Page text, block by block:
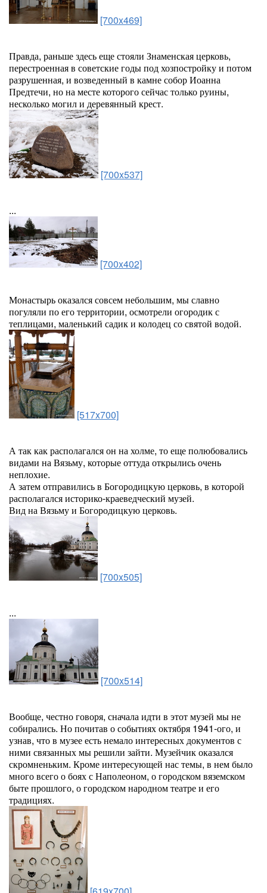
[700x469]
Правда, раньше здесь еще стояли Знаменская церковь,
перестроенная в советские годы под хозпостройку и потом
разрушенная, и возведенный в камне собор Иоанна
Предтечи, но на месте которого сейчас только руины,
несколько могил и деревянный крест.
[700x537]
...
[700x402]
Монастырь оказался совсем небольшим, мы славно
погуляли по его территории, осмотрели огородик с
теплицами, маленький садик и колодец со святой водой.
[517x700]
А так как располагался он на холме, то еще полюбовались
видами на Вязьму, которые оттуда открылись очень
неплохие.
А затем отправились в Богородицкую церковь, в которой
располагался историко-краеведческий музей.
Вид на Вязьму и Богородицкую церковь.
[700x505]
...
[700x514]
Вообще, честно говоря, сначала идти в этот музей мы не
собирались. Но почитав о событиях октября 1941-ого, и
узнав, что в музее есть немало интересных документов с
ними связанных мы решили зайти. Музейчик оказался
скромненьким. Кроме интересующей нас темы, в нем было
много всего о боях с Наполеоном, о городском вяземском
быте прошлого, о городском народном театре и его
традициях.